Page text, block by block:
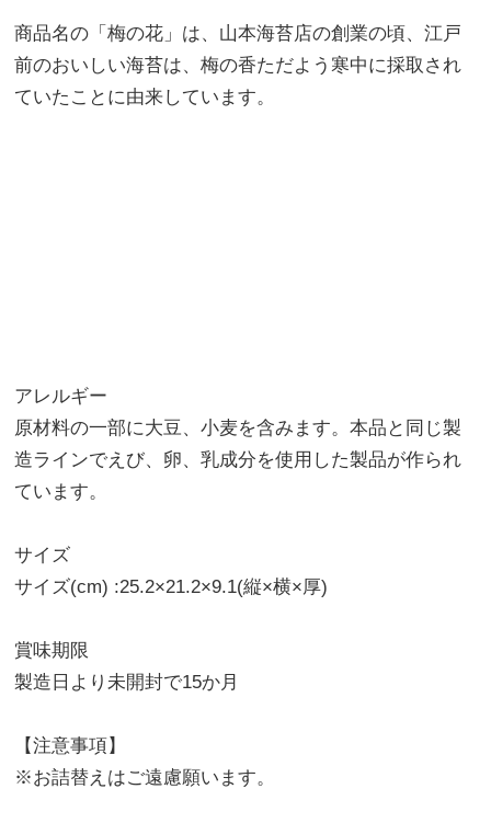
商品名の「梅の花」は、山本海苔店の創業の頃、江戸
前のおいしい海苔は、梅の香ただよう寒中に採取され
ていたことに由来しています。
アレルギー
原材料の一部に大豆、小麦を含みます。本品と同じ製
造ラインでえび、卵、乳成分を使用した製品が作られ
ています。
サイズ
サイズ(cm) :25.2×21.2×9.1(縦×横×厚)
賞味期限
製造日より未開封で15か月
【注意事項】
※お詰替えはご遠慮願います。